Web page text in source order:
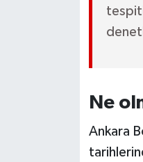
Ne
Ankara